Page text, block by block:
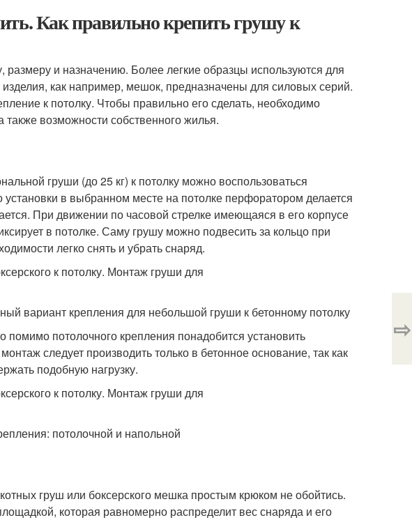
Как правильно крепить грушу к
и назначению. Более легкие образцы используются для
как например, мешок, предназначены для силовых серий.
к потолку. Чтобы правильно его сделать, необходимо
также возможности собственного жилья.
груши (до 25 кг) к потолку можно воспользоваться
в выбранном месте на потолке перфоратором делается
При движении по часовой стрелке имеющаяся в его корпусе
в потолке. Саму грушу можно подвесить за кольцо при
легко снять и убрать снаряд.
вариант крепления для небольшой груши к бетонному потолку
помимо потолочного крепления понадобится установить
следует производить только в бетонное основание, так как
подобную нагрузку.
потолочной и напольной
груш или боксерского мешка простым крюком не обойтись.
которая равномерно распределит вес снаряда и его
⇨